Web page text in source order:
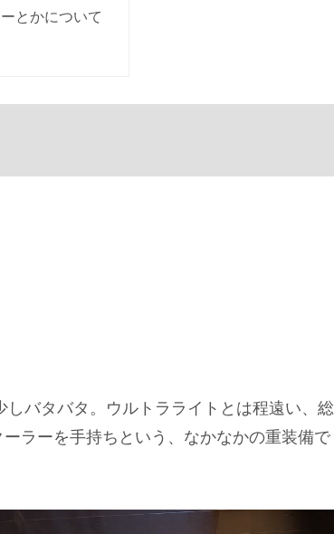
とかについて
バタバタ。ウルトラライトとは程遠い、総
ラーを手持ちという、なかなかの重装備で